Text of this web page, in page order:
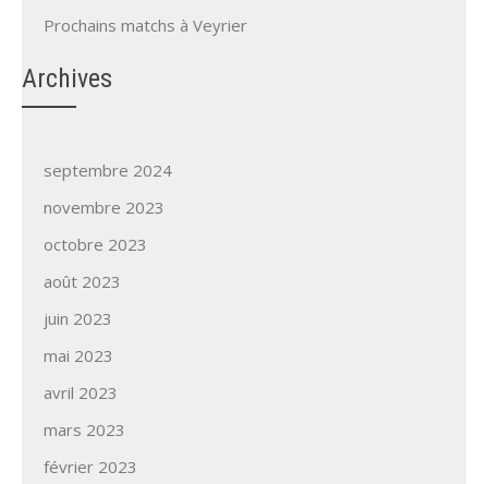
Prochains matchs à Veyrier
Archives
septembre 2024
novembre 2023
octobre 2023
août 2023
juin 2023
mai 2023
avril 2023
mars 2023
février 2023